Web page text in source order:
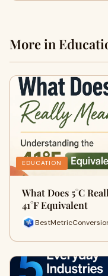
More in
EDUCATION
What Does 5°C
41°F Equivalent